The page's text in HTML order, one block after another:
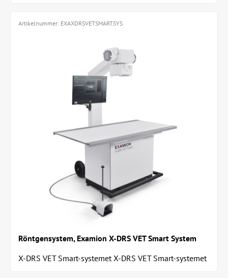
Röntgensystem, Examion X-DRS VET Smart System
X-DRS VET Smart-systemet X-DRS VET Smart-systemet
Artikelnummer: EXAXDRSVETSMARTSYS